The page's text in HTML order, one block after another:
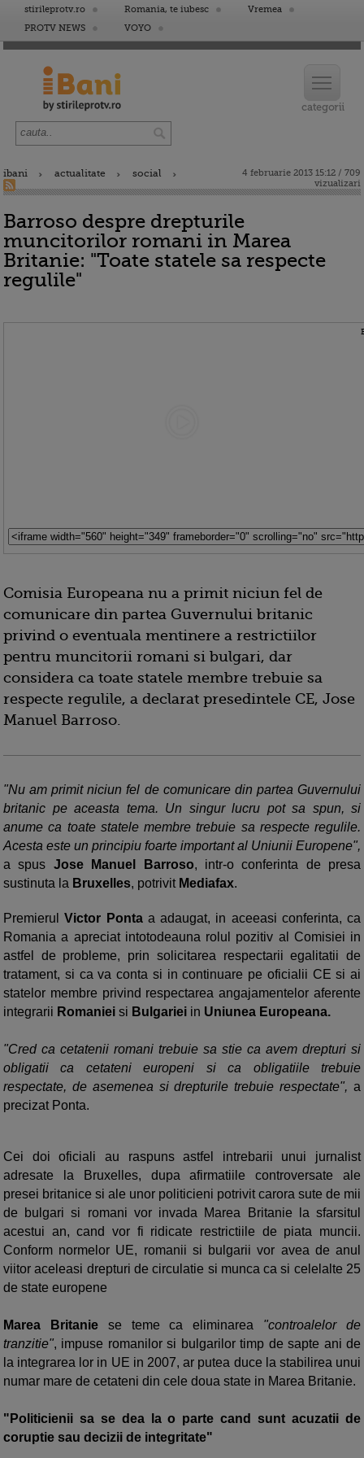
stirileprotv.ro Romania, te iubesc
Vremea
PROTV NEWS
VOYO
ibani actualitate social
4 februarie 2013 15:12 / 709
vizualizari
Barroso despre drepturile
muncitorilor romani in Marea
Britanie: "Toate statele sa respecte
regulile"
Comisia Europeana nu a primit niciun fel de
comunicare din partea Guvernului britanic
privind o eventuala mentinere a restrictiilor
pentru muncitorii romani si bulgari, dar
considera ca toate statele membre trebuie sa
respecte regulile, a declarat presedintele CE, Jose
Manuel Barroso.
"Nu am primit niciun fel de comunicare din partea Guvernului
britanic pe aceasta tema. Un singur lucru pot sa spun, si
anume ca toate statele membre trebuie sa respecte regulile.
Acesta este un principiu foarte important al Uniunii Europene",
a spus Jose Manuel Barroso, intr-o conferinta de presa
sustinuta la Bruxelles, potrivit Mediafax.
PremierulVictor Ponta a adaugat, in aceeasi conferinta, ca
Romania a apreciat intotodeauna rolul pozitiv al Comisiei in
astfel de probleme, prin solicitarea respectarii egalitatii de
tratament, si ca va conta si in continuare pe oficialii CE si ai
statelor membre privind respectarea angajamentelor aferente
integrarii Romaniei si Bulgariei in Uniunea Europeana.
"Cred ca cetatenii romani trebuie sa stie ca avem drepturi si
obligatii ca cetateni europeni si ca obligatiile trebuie
respectate, de asemenea si drepturile trebuie respectate", a
precizat Ponta.
Cei doi oficiali au raspuns astfel intrebarii unui jurnalist
adresate la Bruxelles, dupa afirmatiile controversate ale
presei britanice si ale unor politicieni potrivit carora sute de mii
de bulgari si romani vor invada Marea Britanie la sfarsitul
acestui an, cand vor fi ridicate restrictiile de piata muncii.
Conform normelor UE, romanii si bulgarii vor avea de anul
viitor aceleasi drepturi de circulatie si munca ca si celelalte 25
de state europene
Marea Britaniese teme ca eliminarea "controalelor de
tranzitie", impuse romanilor si bulgarilor timp de sapte ani de
la integrarea lor in UE in 2007, ar putea duce la stabilirea unui
numar mare de cetateni din cele doua state in Marea Britanie.
"Politicienii sa se dea la o parte cand sunt acuzatii de
coruptie sau decizii de integritate"